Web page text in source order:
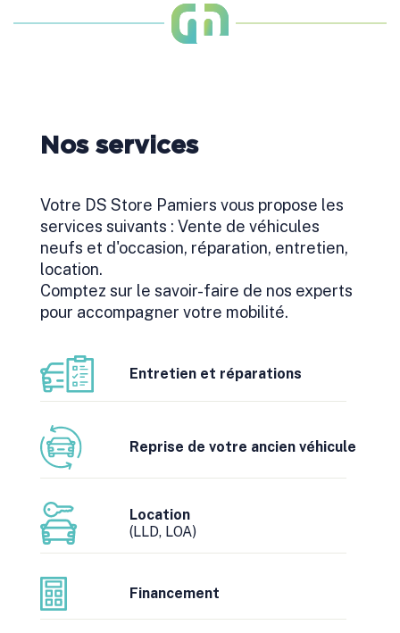
Nos services
Votre DS Store Pamiers vous propose les
services suivants : Vente de véhicules
neufs et d'occasion, réparation, entretien,
location.
Comptez sur le savoir-faire de nos experts
pour accompagner votre mobilité.
Entretien et réparations
Reprise de votre ancien véhicule
Location
(LLD, LOA)
Financement